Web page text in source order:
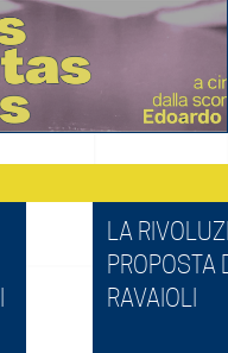
LA
PROPOSTA
RAVAIOLI